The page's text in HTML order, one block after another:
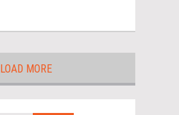
LOAD MORE